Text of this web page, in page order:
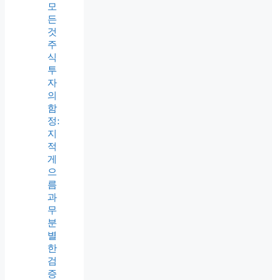
모
든
것
주
식
투
자
의
함
정:
지
적
게
으
름
과
무
분
별
한
검
증